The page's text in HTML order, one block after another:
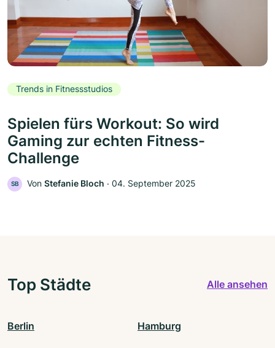
Trends in Fitnessstudios
Spielen fürs Workout: So wird
Gaming zur echten Fitness-
Challenge
SB Von Stefanie Bloch ‧ 04. September 2025
Top Städte Alle ansehen
Berlin Hamburg